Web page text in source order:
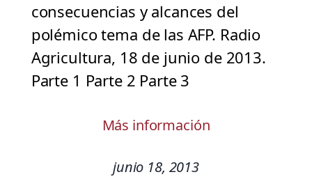
consecuencias y alcances del
polémico tema de las AFP. Radio
Agricultura, 18 de junio de 2013.
Parte 1 Parte 2 Parte 3
Más información
junio 18, 2013